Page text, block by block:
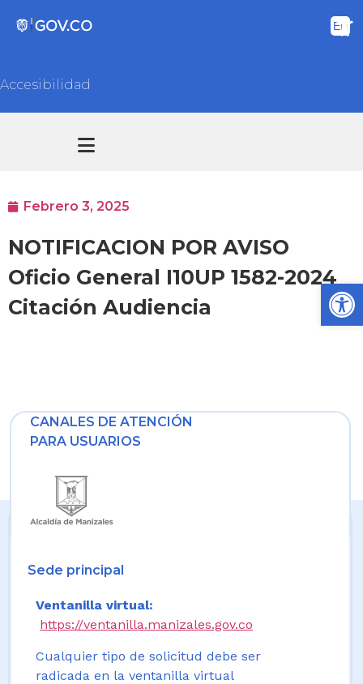
Accesibilidad
Febrero 3, 2025
NOTIFICACION POR AVISO
Oficio General I10UP 1582-2024
Citación Audiencia
CANALES DE ATENCIÓN
PARA USUARIOS
Sede principal
Ventanilla virtual:
https://ventanilla.manizales.gov.co
Cualquier tipo de solicitud debe ser
radicada en la ventanilla virtual